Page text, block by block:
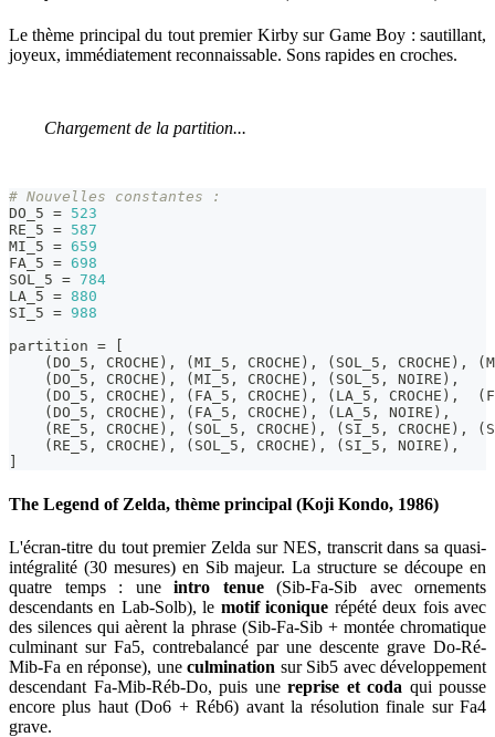
Le thème principal du tout premier Kirby sur Game Boy : sautillant,
joyeux, immédiatement reconnaissable. Sons rapides en croches.
Chargement de la partition...
# Nouvelles constantes :
DO_5 = 523
RE_5 = 587
MI_5 = 659
FA_5 = 698
SOL_5 = 784
LA_5 = 880
SI_5 = 988
partition =
( DO_5 , CROCHE ) , ( MI_5 , CROCHE ) , ( SOL_5 , CROCHE ) , (
( DO_5 , CROCHE ) , ( MI_5 , CROCHE ) , ( SOL_5 , NOIRE ) ,
( DO_5 , CROCHE ) , ( FA_5 , CROCHE ) , ( LA_5 , CROCHE ) , (
( DO_5 , CROCHE ) , ( FA_5 , CROCHE ) , ( LA_5 , NOIRE ) ,
( RE_5 , CROCHE ) , ( SOL_5 , CROCHE ) , ( SI_5 , CROCHE ) , (
( RE_5 , CROCHE ) , ( SOL_5 , CROCHE ) , ( SI_5 , NOIRE ) ,
The Legend of Zelda, thème principal (Koji Kondo, 1986)
L'écran-titre du tout premier Zelda sur NES, transcrit dans sa quasi-
intégralité (30 mesures) en Sib majeur. La structure se découpe en
quatre temps : une intro tenue(Sib-Fa-Sib avec ornements
descendants en Lab-Solb), le motif iconique répété deux fois avec
des silences qui aèrent la phrase (Sib-Fa-Sib + montée chromatique
culminant sur Fa5, contrebalancé par une descente grave Do-Ré-
Mib-Fa en réponse), une culmination sur Sib5 avec développement
descendant Fa-Mib-Réb-Do, puis une reprise et coda qui pousse
encore plus haut (Do6 + Réb6) avant la résolution finale sur Fa4
grave.